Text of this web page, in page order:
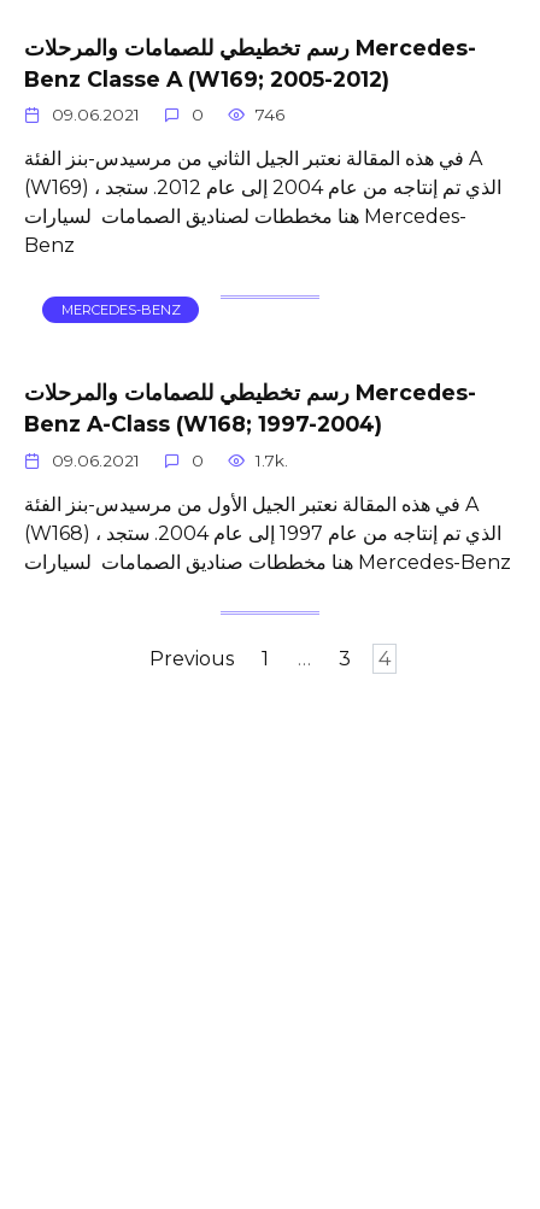
رسم تخطيطي للصمامات والمرحلات Mercedes-
Benz Classe A (W169; 2005-2012)
09.06.2021 0 746
في هذه المقالة نعتبر الجيل الثاني من مرسيدس-بنز الفئة A
(W169) ، الذي تم إنتاجه من عام 2004 إلى عام 2012. ستجد
هنا مخططات لصناديق الصمامات لسيارات Mercedes-
Benz
MERCEDES-BENZ
رسم تخطيطي للصمامات والمرحلات Mercedes-
Benz A-Class (W168; 1997-2004)
09.06.2021 0 1.7k.
في هذه المقالة نعتبر الجيل الأول من مرسيدس-بنز الفئة A
(W168) ، الذي تم إنتاجه من عام 1997 إلى عام 2004. ستجد
هنا مخططات صناديق الصمامات لسيارات Mercedes-Benz
Previous 1 … 3 4